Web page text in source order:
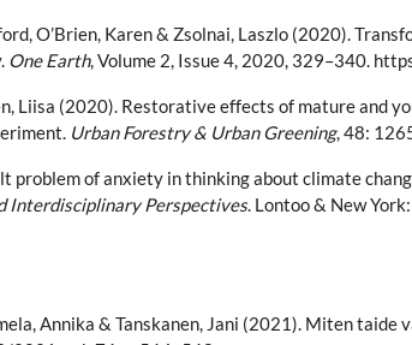
O’Brien, Karen & Zsolnai, Laszlo (2020).
One Earth, Volume 2, Issue 4, 2020, 329–340.
Liisa (2020). Restorative effects of mature and
Urban Forestry & Urban Greening, 48:
problem of anxiety in thinking about climate
Interdisciplinary Perspectives. Lontoo & New
Annika & Tanskanen, Jani (2021). Miten